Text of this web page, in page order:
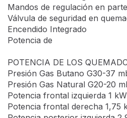
CARACTERÍSTICAS
Encimera independiente
Placa metálica de color inox.
Soporte de los quemadores de
5 quemadores:
- 4 quemadores estándar
- 1 quemador de alta potencia
incluido.